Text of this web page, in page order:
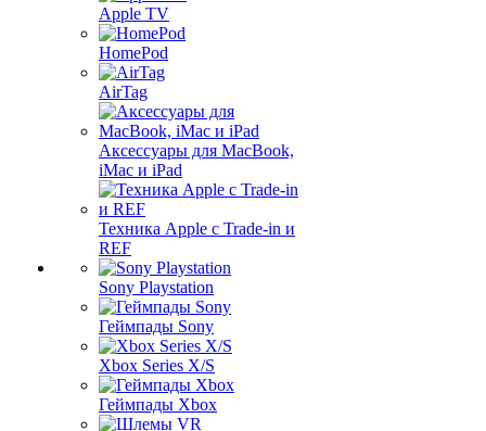
Apple TV
HomePod
AirTag
Аксессуары для MacBook,
iMac и iPad
Техника Apple с Trade-in и
REF
Sony Playstation
Геймпады Sony
Xbox Series X/S
Геймпады Xbox